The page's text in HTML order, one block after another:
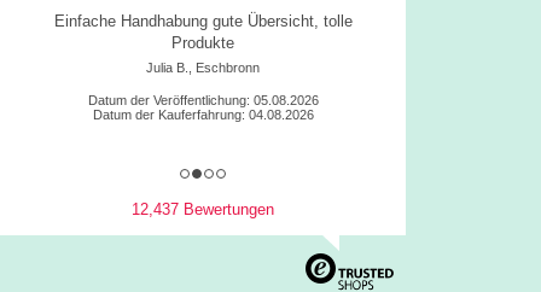
Einfache Handhabung gute Übersicht, tolle
Produkte
Julia B., Eschbronn
Datum der Veröffentlichung: 05.08.2026
Datum der Kauferfahrung: 04.08.2026
12,437 Bewertungen